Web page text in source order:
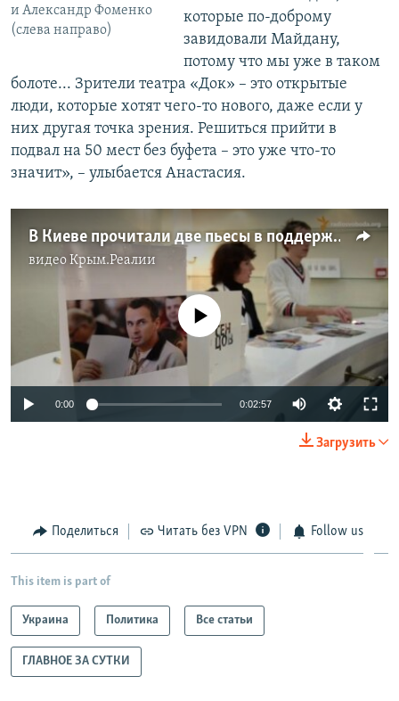
и Александр Фоменко
(слева направо)
которые по-доброму
завидовали Майдану,
потому что мы уже в таком
болоте... Зрители театра «Док» – это открытые
люди, которые хотят чего-то нового, даже если у
них другая точка зрения. Решиться прийти в
подвал на 50 мест без буфета – это уже что-то
значит», – улыбается Анастасия.
В Киеве прочитали две пьесы в поддержку Олега Сенцова
видеоКрым.Реалии
No media source currently available
0:00 0:02:57
Загрузить
Поделиться Читать без VPN Follow us
This item is part of
Украина Политика Все статьи
ГЛАВНОЕ ЗА СУТКИ